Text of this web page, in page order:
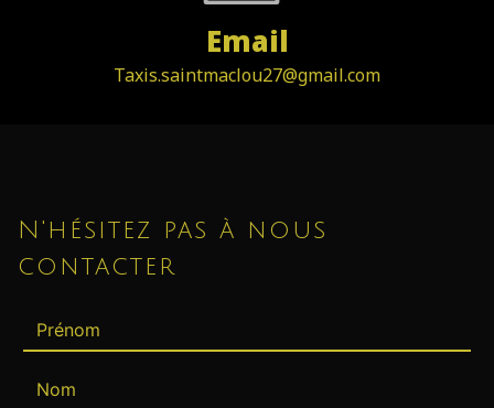
Email
taxis.saintmaclou27@gmail.com
N'hésitez pas à nous
contacter